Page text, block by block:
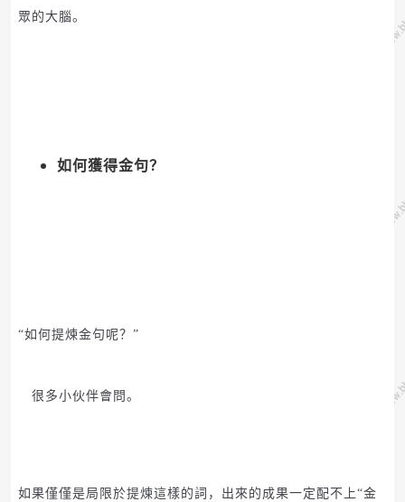
眾的大腦。
如何獲得金句？
“如何提煉金句呢？”
很多小伙伴會問。
如果僅僅是局限於提煉這樣的詞，出來的成果一定配不上“金